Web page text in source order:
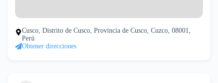
Cusco, Distrito de Cusco, Provincia de Cusco, Cuzco, 08001,
Perú
Obtener direcciones